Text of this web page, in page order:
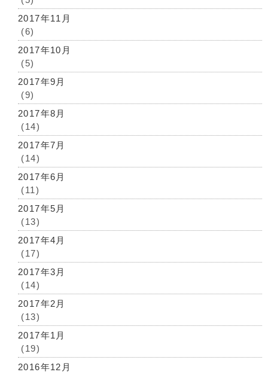
2017年11月
(6)
2017年10月
(5)
2017年9月
(9)
2017年8月
(14)
2017年7月
(14)
2017年6月
(11)
2017年5月
(13)
2017年4月
(17)
2017年3月
(14)
2017年2月
(13)
2017年1月
(19)
2016年12月